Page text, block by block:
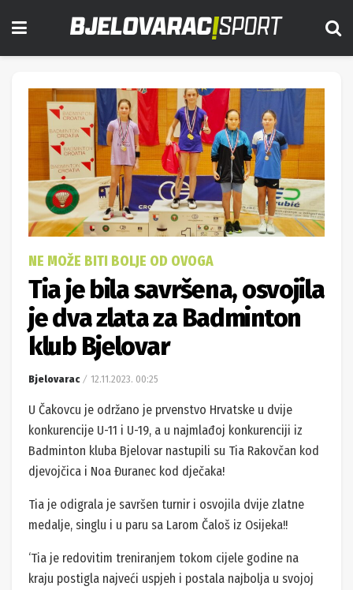
NE MOŽE BITI BOLJE OD OVOGA
Tia je bila savršena, osvojila
je dva zlata za Badminton
klub Bjelovar
Bjelovarac 12.11.2023. 00:25
U Čakovcu je održano je prvenstvo Hrvatske u dvije
konkurencije U-11 i U-19, a u najmlađoj konkurenciji iz
Badminton kluba Bjelovar nastupili su Tia Rakovčan kod
djevojčica i Noa Đuranec kod dječaka!
Tia je odigrala je savršen turnir i osvojila dvije zlatne
medalje, singlu i u paru sa Larom Čaloš iz Osijeka!!
‘Tia je redovitim treniranjem tokom cijele godine na
kraju postigla najveći uspjeh i postala najbolja u svojoj